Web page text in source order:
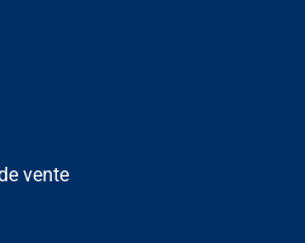
vente